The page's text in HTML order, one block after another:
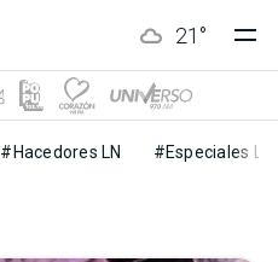
21 °
#Hacedores LN #Especiales LN